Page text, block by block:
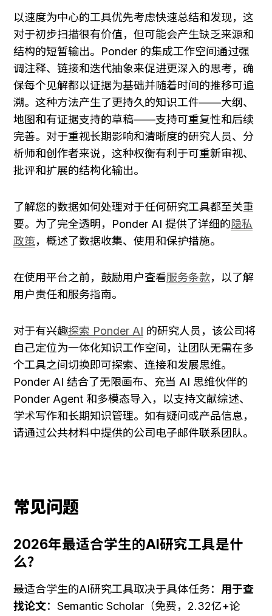
以速度为中心的工具优先考虑快速总结和发现，这
对于初步扫描很有价值，但可能会产生缺乏来源和
结构的短暂输出。Ponder 的集成工作空间通过强
调注释、链接和迭代抽象来促进更深入的思考，确
保每个见解都以证据为基础并随着时间的推移可追
溯。这种方法产生了更持久的知识工件——大纲、
地图和有证据支持的草稿——支持可重复性和后续
完善。对于重视长期影响和清晰度的研究人员、分
析师和创作者来说，这种权衡有利于可重新审视、
批评和扩展的结构化输出。
了解您的数据如何处理对于任何研究工具都至关重
要。为了完全透明，Ponder AI 提供了详细的隐私
政策，概述了数据收集、使用和保护措施。
在使用平台之前，鼓励用户查看服务条款，以了解
用户责任和服务指南。
对于有兴趣探索 Ponder AI 的研究人员，该公司将
自己定位为一体化知识工作空间，让团队无需在多
个工具之间切换即可探索、连接和发展思维。
Ponder AI 结合了无限画布、充当 AI 思维伙伴的
Ponder Agent 和多模态导入，以支持文献综述、
学术写作和长期知识管理。如有疑问或产品信息，
请通过公共材料中提供的公司电子邮件联系团队。
常见问题
2026年最适合学生的AI研究工具是什
么？
最适合学生的AI研究工具取决于具体任务： 用于查
找论文：Semantic Scholar（免费，2.32亿+论